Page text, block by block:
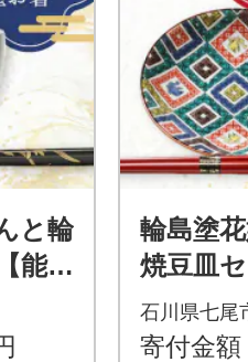
と輪
能登
ジ
輪島塗
焼豆皿
花嫁の
ル】
石川県七尾
寄付金額